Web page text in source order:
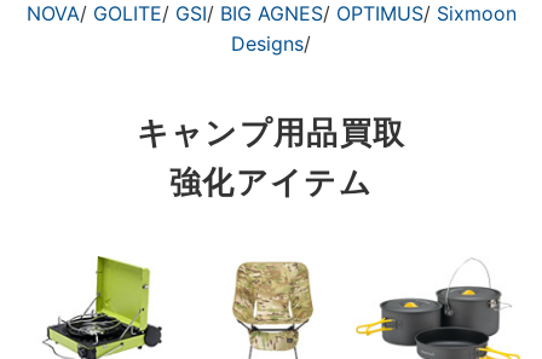
NOVA/ GOLITE/ GSI/ BIG AGNES/ OPTIMUS/ Sixmoon
Designs/
キャンプ用品買取
強化アイテム